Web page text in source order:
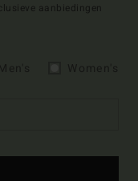
aanbiedingen